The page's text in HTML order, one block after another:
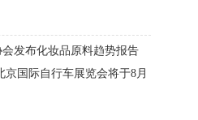
发布化妆品原料趋势报告
国际自行车展览会将于8月